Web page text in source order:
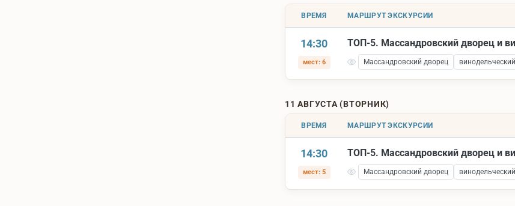
ВРЕМЯ МАРШРУТ ЭКСКУРСИИ
14:30
мест: 6
ТОП-5. Массандровский дворец и
Массандровский дворец
11 АВГУСТА (ВТОРНИК)
ВРЕМЯ МАРШРУТ ЭКСКУРСИИ
14:30
мест: 5
ТОП-5. Массандровский дворец и
Массандровский дворец